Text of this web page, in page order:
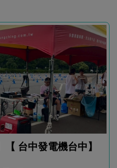
【 台中發電機台中】